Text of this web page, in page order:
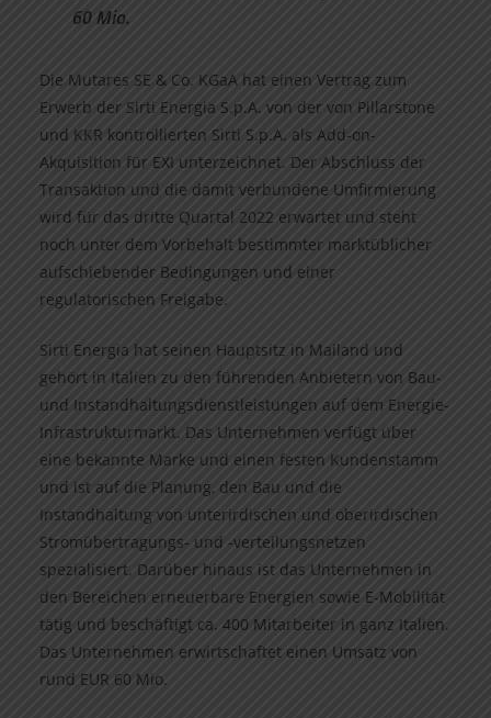
60 Mio.
Die Mutares SE & Co. KGaA hat einen Vertrag zum
Erwerb der Sirti Energia S.p.A. von der von Pillarstone
und KKR kontrollierten Sirti S.p.A. als Add-on-
Akquisition für EXI unterzeichnet. Der Abschluss der
Transaktion und die damit verbundene Umfirmierung
wird für das dritte Quartal 2022 erwartet und steht
noch unter dem Vorbehalt bestimmter marktüblicher
aufschiebender Bedingungen und einer
regulatorischen Freigabe.
Sirti Energia hat seinen Hauptsitz in Mailand und
gehört in Italien zu den führenden Anbietern von Bau-
und Instandhaltungsdienstleistungen auf dem Energie-
Infrastrukturmarkt. Das Unternehmen verfügt über
eine bekannte Marke und einen festen Kundenstamm
und ist auf die Planung, den Bau und die
Instandhaltung von unterirdischen und oberirdischen
Stromübertragungs- und -verteilungsnetzen
spezialisiert. Darüber hinaus ist das Unternehmen in
den Bereichen erneuerbare Energien sowie E-Mobilität
tätig und beschäftigt ca. 400 Mitarbeiter in ganz Italien.
Das Unternehmen erwirtschaftet einen Umsatz von
rund EUR 60 Mio.